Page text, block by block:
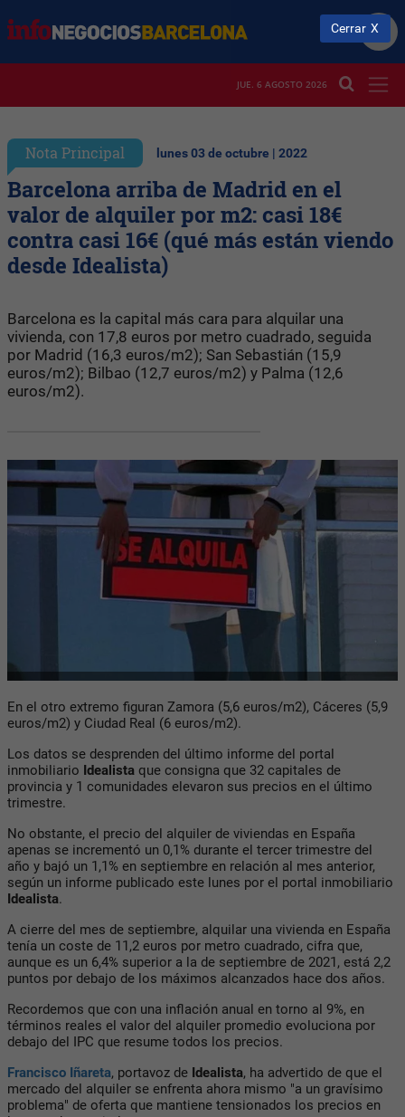
JUE. 6 AGOSTO 2026
Nota Principal lunes 03 de octubre | 2022
Barcelona arriba de Madrid en el
valor de alquiler por m2: casi 18€
contra casi 16€ (qué más están viendo
desde Idealista)
Barcelona es la capital más cara para alquilar una
vivienda, con 17,8 euros por metro cuadrado, seguida
por Madrid (16,3 euros/m2); San Sebastián (15,9
euros/m2); Bilbao (12,7 euros/m2) y Palma (12,6
euros/m2).
En el otro extremo figuran Zamora (5,6 euros/m2), Cáceres (5,9
euros/m2) y Ciudad Real (6 euros/m2).
Los datos se desprenden del último informe del portal
inmobiliario Idealista que consigna que 32 capitales de
provincia y 1 comunidades elevaron sus precios en el último
trimestre.
No obstante, el precio del alquiler de viviendas en España
apenas se incrementó un 0,1% durante el tercer trimestre del
año y bajó un 1,1% en septiembre en relación al mes anterior,
según un informe publicado este lunes por el portal inmobiliario
Idealista.
A cierre del mes de septiembre, alquilar una vivienda en España
tenía un coste de 11,2 euros por metro cuadrado, cifra que,
aunque es un 6,4% superior a la de septiembre de 2021, está 2,2
puntos por debajo de los máximos alcanzados hace dos años.
Recordemos que con una inflación anual en torno al 9%, en
términos reales el valor del alquiler promedio evoluciona por
debajo del IPC que resume todos los precios.
Francisco Iñareta, portavoz de Idealista, ha advertido de que el
mercado del alquiler se enfrenta ahora mismo "a un gravísimo
problema" de oferta que mantiene tensionados los precios en
Cerrar